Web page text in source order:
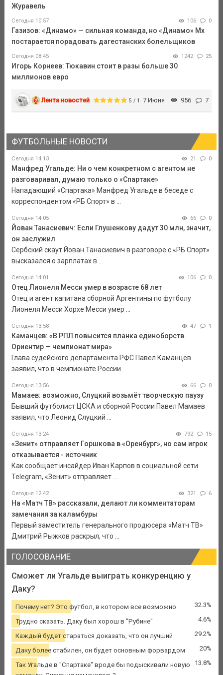
Журавель
Сегодня 10:57 106 0
Газизов: «Динамо» — сильная команда, но «Динамо» Мх
постарается порадовать дагестанских болельщиков
Сегодня 08:45 1242 25
Игорь Корнеев: Тюкавин стоит в разы больше 30
миллионов евро
Лента новостей 5 / 1 7 Июня 956 7
ФУТБОЛЬНЫЕ НОВОСТИ
Сегодня 14:13 21 0
Манфред Угальде: Ни о чем конкретном с агентом не
разговаривал, думаю только о «Спартаке»
Нападающий «Спартака» Манфред Угальде в беседе с
корреспондентом «РБ Спорт» в ...
Сегодня 14:05 66 0
Йован Танасиевич: Если Глушенкову дадут 30 млн, значит,
он заслужил
Сербский скаут Йован Танасиевич в разговоре с «РБ Спорт»
высказался о зарплатах в ...
Сегодня 14:01 106 0
Отец Лионеля Месси умер в возрасте 68 лет
Отец и агент капитана сборной Аргентины по футболу
Лионеля Месси Хорхе Месси умер ...
Сегодня 13:58 47 1
Каманцев: «В РПЛ повысится планка единоборств.
Ориентир — чемпионат мира»
Глава судейского департамента РФС Павел Каманцев
заявил, что в чемпионате России ...
Сегодня 13:56 66 0
Мамаев: возможно, Слуцкий возьмёт творческую паузу
Бывший футболист ЦСКА и сборной России Павел Мамаев
заявил, что Леонид Слуцкий ...
Сегодня 13:24 792 15
«Зенит» отправляет Горшкова в «Оренбург», но сам игрок
отказывается - источник
Как сообщает инсайдер Иван Карпов в социальной сети
Telegram, «Зенит» отправляет ...
Сегодня 12:42 321 6
На «Матч ТВ» рассказали, делают ли комментаторам
замечания за каламбуры
Первый заместитель генерального продюсера «Матч ТВ»
Дмитрий Рыжков раскрыл, что ...
ГОЛОСОВАНИЕ
Сможет ли Угальде выиграть конкуренцию у
Даку?
Почему нет? Это футбол, в котором все возможно 32.3%
Трудно сказать. Даку был хорош в "Рубине" 4.6%
Каждый будет стараться доказать, что он лучший 29.2%
Даку более стабилен, он будет основным форвардом 20%
Так Угальде в "Спартаке" вроде бы подыскивали новую
13.8%